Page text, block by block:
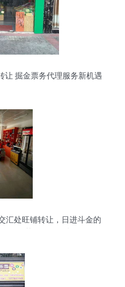
让 掘金票务代理服务新机遇
汇处旺铺转让，日进斗金的